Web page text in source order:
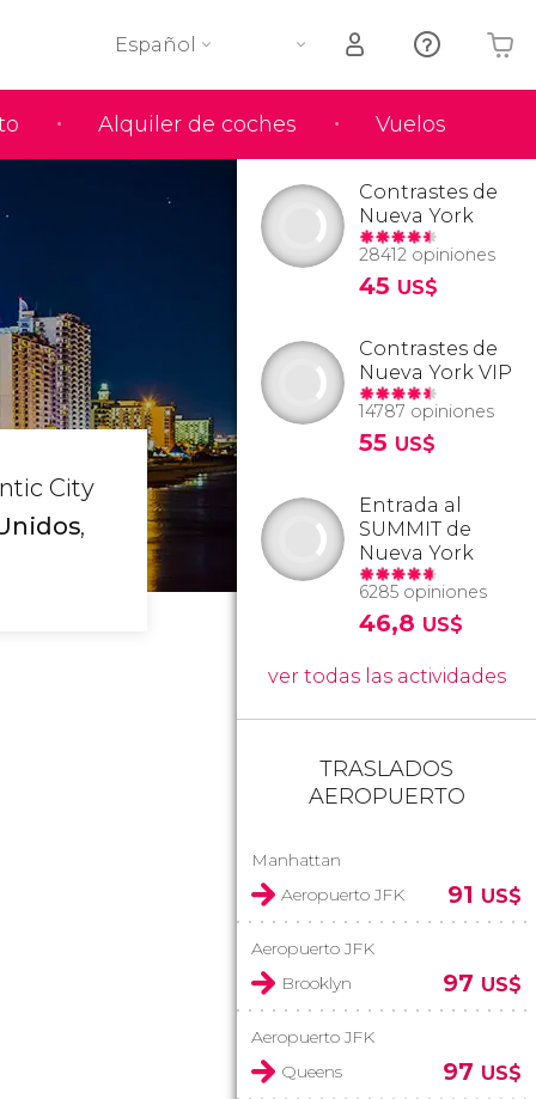
Alquiler de coches Vuelos
Español
Tu carrito está vacío
City
,
Contrastes de
Nueva York
28412 opiniones
45 US$
Contrastes de
Nueva York VIP
14787 opiniones
55 US$
Entrada al
SUMMIT de
Nueva York
6285 opiniones
46,8 US$
ver todas las actividades
TRASLADOS
AEROPUERTO
Manhattan
Aeropuerto JFK
91 US$
Aeropuerto JFK
Brooklyn
97 US$
Aeropuerto JFK
Queens
97 US$